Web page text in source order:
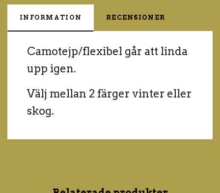
INFORMATION RECENSIONER
Camotejp/flexibel går att linda
upp igen.
Välj mellan 2 färger vinter eller
skog.